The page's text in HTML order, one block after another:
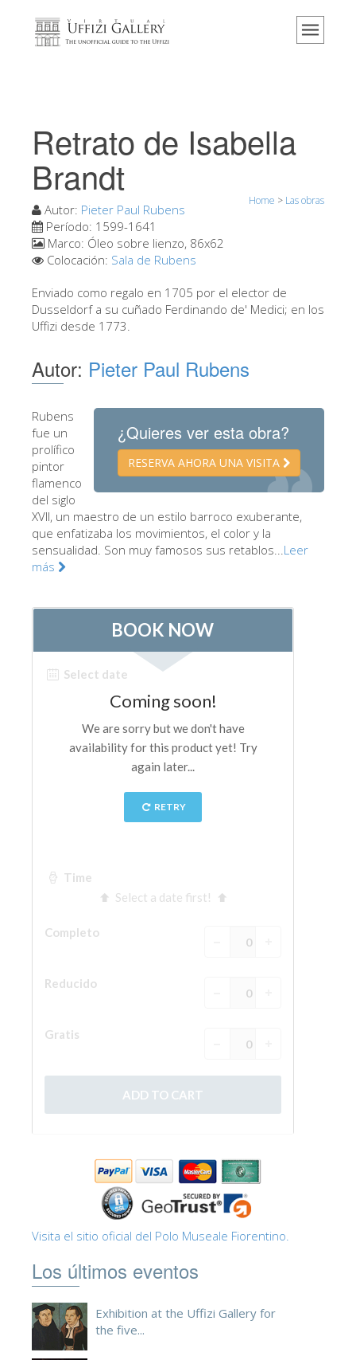
Home
Eventos y exposiciones
Los comentarios de los visitantes
Visite los Uffizi
Reserve ahora
Visita virtual
Las obras
Los Artistas
Otros Museos
Museo del Bargello
Galería Palatina
Capillas de los Medici
El Taller de las Piedras Duras
Museo Galileo
Corredor de Vasari
Palazzo Vecchio
Santa Maria Novella
Reserve una visita guiada
Retrato de Isabella
Brandt
Home > Las obras
Autor: Pieter Paul Rubens
Período: 1599-1641
Marco: Óleo sobre lienzo, 86x62
Colocación: Sala de Rubens
Enviado como regalo en 1705 por el elector de
Dusseldorf a su cuñado Ferdinando de' Medici; en los
Uffizi desde 1773.
Autor: Pieter Paul Rubens
¿Quieres ver esta obra?
RESERVA AHORA UNA VISITA
Rubens
fue un
prolífico
pintor
flamenco
del siglo
XVII, un maestro de un estilo barroco exuberante,
que enfatizaba los movimientos, el color y la
sensualidad. Son muy famosos sus retablos...Leer
más
Visita el sitio oficial del Polo Museale Fiorentino.
Los últimos eventos
Exhibition at the Uffizi Gallery for
the five...